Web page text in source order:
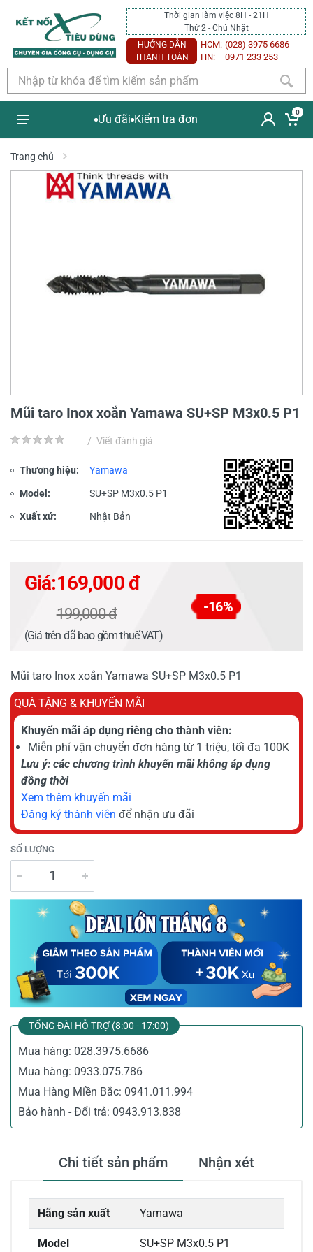
Thời gian làm việc 8H - 21H
Thứ 2 - Chủ Nhật
HƯỚNG DẪN
THANH TOÁN
HCM: (028) 3975 6686
HN:
0971 233 253
Ưu đãi Kiểm tra đơn
0
Trang chủ
Mũi taro Inox xoắn Yamawa SU+SP M3x0.5 P1
/ Viết đánh giá
Thương hiệu: Yamawa
Model: SU+SP M3x0.5 P1
Xuất xứ: Nhật Bản
Giá:169,000 đ
199,000 đ -16%
(Giá trên đã bao gồm thuế VAT)
Mũi taro Inox xoắn Yamawa SU+SP M3x0.5 P1
QUÀ TẶNG & KHUYẾN MÃI
Khuyến mãi áp dụng riêng cho thành viên:
Miễn phí vận chuyển đơn hàng từ 1 triệu, tối đa 100K
Lưu ý: các chương trình khuyến mãi không áp dụng
đồng thời
Xem thêm khuyến mãi
Đăng ký thành viên để nhận ưu đãi
SỐ LƯỢNG
TỔNG ĐÀI HỖ TRỢ (8:00 - 17:00)
Mua hàng: 028.3975.6686
Mua hàng: 0933.075.786
Mua Hàng Miền Bắc: 0941.011.994
Bảo hành - Đổi trả: 0943.913.838
Chi tiết sản phẩm Nhận xét
Hãng sản xuất Yamawa
Model SU+SP M3x0.5 P1